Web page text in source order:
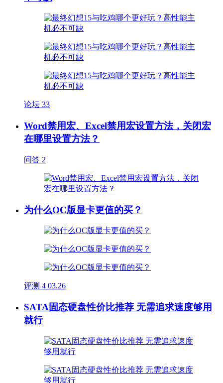
论坛 33
Word禁用宏、Excel禁用宏设置方法，关闭宏
在哪里设置方法？
问答 2
为什么OC版显卡更值的买？
评测 4 03.26
SATA固态硬盘性价比推荐 无需追求速度够用
就行